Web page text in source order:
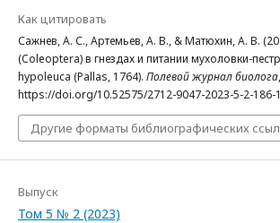
Как цитировать
Сажнев, А. С., Артемьев, А. В., & Матюхин, А. В.
(Coleoptera) в гнездах и питании мухоловки-
hypoleuca (Pallas, 1764). Полевой журнал биолога,
https://doi.org/10.52575/2712-9047-2023-5-2-186-
Другие форматы библиографических
Выпуск
Том 5 № 2 (2023)